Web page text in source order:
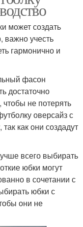
может создать
важно учесть
гармонично и
фасон
достаточно
не потерять
оверсайз с
как они создадут
всего выбирать
юбки могут
в сочетании с
юбки с
они не